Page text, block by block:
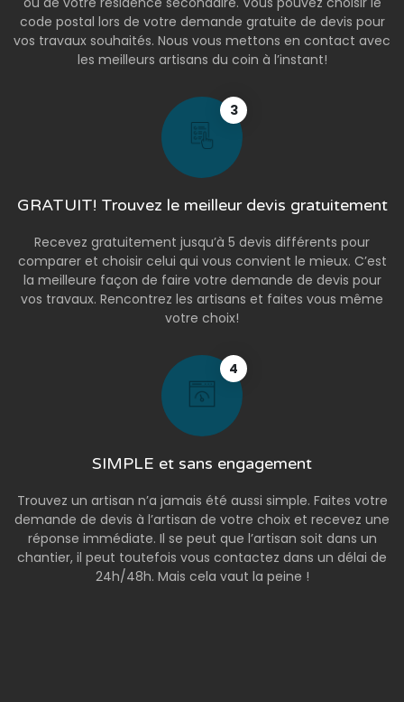
code postal lors de votre demande gratuite de devis pour
vos travaux souhaités. Nous vous mettons en contact avec
les meilleurs artisans du coin à l’instant!
3
GRATUIT! Trouvez le meilleur devis gratuitement
Recevez gratuitement jusqu’à 5 devis différents pour
comparer et choisir celui qui vous convient le mieux. C’est
la meilleure façon de faire votre demande de devis pour
vos travaux. Rencontrez les artisans et faites vous même
votre choix!
4
SIMPLE et sans engagement
Trouvez un artisan n’a jamais été aussi simple. Faites votre
demande de devis à l’artisan de votre choix et recevez une
réponse immédiate. Il se peut que l’artisan soit dans un
chantier, il peut toutefois vous contactez dans un délai de
24h/48h. Mais cela vaut la peine !